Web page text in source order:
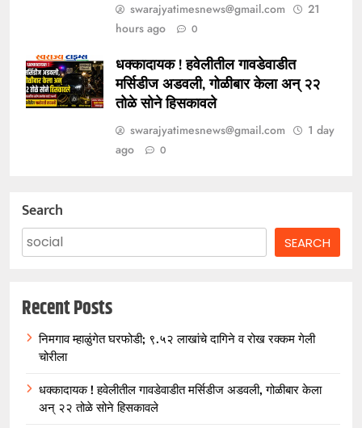
swarajyatimesnews@gmail.com
21
hours ago
0
धक्कादायक ! हवेलीतील गावडेवाडीत
मर्सिडीज अडवली, गोळीबार केला अन् २२
तोळे सोने हिसकावले
swarajyatimesnews@gmail.com
1 day
ago
0
Search
SEARCH
Recent Posts
निमगाव म्हाळुंगेत घरफोडी; ९.५२ लाखांचे दागिने व रोख रक्कम गेली
चोरीला
धक्कादायक ! हवेलीतील गावडेवाडीत मर्सिडीज अडवली, गोळीबार केला
अन् २२ तोळे सोने हिसकावले